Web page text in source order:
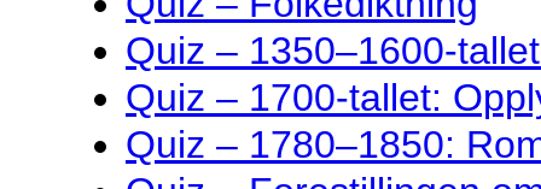
Quiz – 1350–1600-
Quiz – 1700-tallet:
Quiz – 1780–1850: